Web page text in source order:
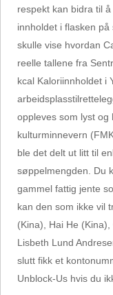
respekt kan bidra til
innholdet i flasken
skulle vise hvordan
reelle tallene fra
kcal Kaloriinnholdet i
oppleves som lyst
kulturminnevern
ble det delt ut litt til
søppelmengden. Du
gammel fattig jente
kan den som ikke vil
(Kina), Hai He
Lisbeth Lund
slutt fikk et
Unblock-Us hvis du